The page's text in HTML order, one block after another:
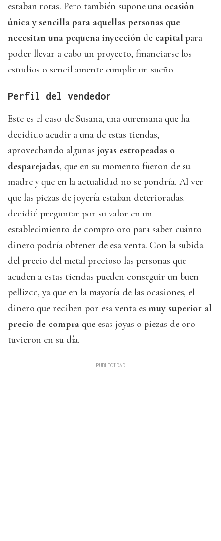
estaban rotas. Pero también supone una ocasión
única y sencilla para aquellas personas que
necesitan una pequeña inyección de capital para
poder llevar a cabo un proyecto, financiarse los
estudios o sencillamente cumplir un sueño.
Perfil del vendedor
Este es el caso de Susana, una ourensana que ha
decidido acudir a una de estas tiendas,
aprovechando algunas joyas estropeadas o
desparejadas, que en su momento fueron de su
madre y que en la actualidad no se pondría. Al ver
que las piezas de joyería estaban deterioradas,
decidió preguntar por su valor en un
establecimiento de compro oro para saber cuánto
dinero podría obtener de esa venta. Con la subida
del precio del metal precioso las personas que
acuden a estas tiendas pueden conseguir un buen
pellizco, ya que en la mayoría de las ocasiones, el
dinero que reciben por esa venta es muy superior al
precio de compra que esas joyas o piezas de oro
tuvieron en su día.